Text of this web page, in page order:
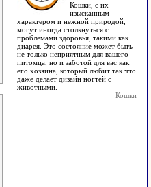
Кошки, с их
изысканным
характером и нежной природой,
могут иногда столкнуться с
проблемами здоровья, такими как
диарея. Это состояние может быть
не только неприятным для вашего
питомца, но и заботой для вас как
его хозяина, который любит так что
даже делает дизайн ногтей с
животными.
Кошки